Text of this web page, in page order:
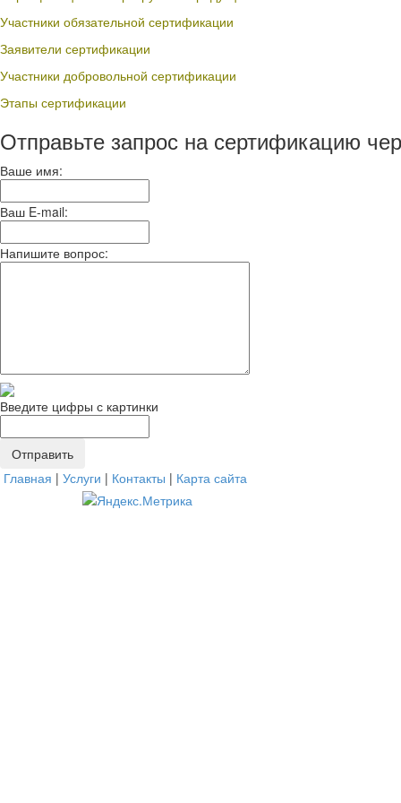
Участники обязательной сертификации
Заявители сертификации
Участники добровольной сертификации
Этапы сертификации
Отправьте запрос на сертификацию
Ваше имя:
Ваш E-mail:
Напишите вопрос:
Введите цифры с картинки
Главная | Услуги | Контакты | Карта сайта